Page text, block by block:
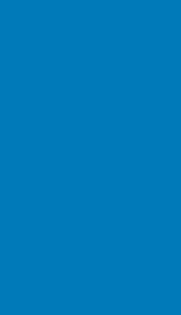
的过程中，严禁将外包装
摊铺两部分。上游坡面复
防浪墙墙基部分浇筑完
墙基部
固定，然后向下滚铺。滚
摊
人工推动滚铺。
了保证焊接质量满足焊接
环境进行综合考虑。通过
进行
力。试焊完成，在满足当
的
直到检测结果满足要求。